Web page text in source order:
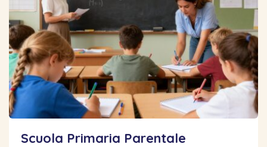
Scuola Primaria Parentale